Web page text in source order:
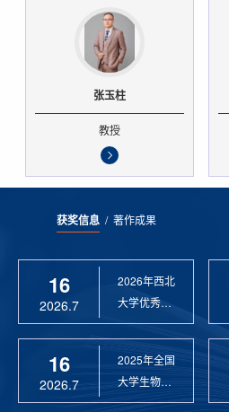
张玉柱
教授
获奖信息/ 著作成果
16
2026.7
2026年西北
大学优秀硕
士论文指导
16
2026.7
2025年全国
大学生物联
网设计竞赛